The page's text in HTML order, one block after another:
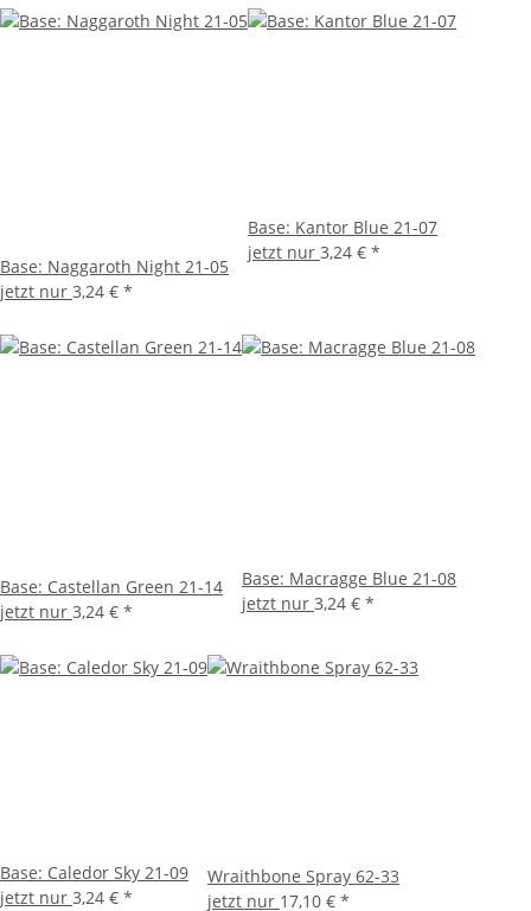
Base: Naggaroth Night 21-05
jetzt nur 3,24 € *
Base: Kantor Blue 21-07
jetzt nur 3,24 € *
Base: Castellan Green 21-14
jetzt nur 3,24 € *
Base: Macragge Blue 21-08
jetzt nur 3,24 € *
Base: Caledor Sky 21-09
jetzt nur 3,24 € *
Wraithbone Spray 62-33
jetzt nur 17,10 € *